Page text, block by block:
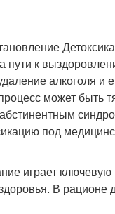
к
алкоголя и
может быть
под
играет ключевую
В рационе